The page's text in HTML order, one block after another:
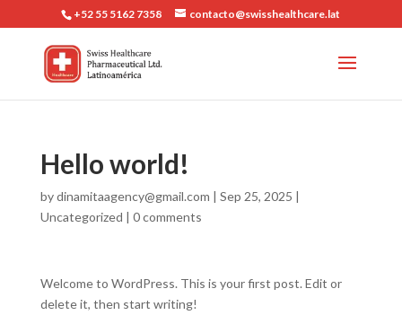
+52 55 5162 7358 contacto@swisshealthcare.lat
Hello world!
bydinamitaagency@gmail.com | Sep 25, 2025 |
Uncategorized | 0 comments
Welcome to WordPress. This is your first post. Edit or
delete it, then start writing!